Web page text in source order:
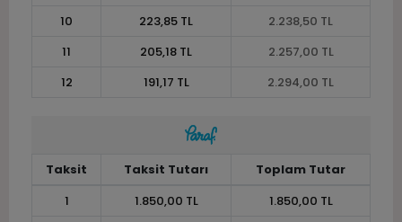
10
223,85 TL
2.238,50 TL
11
205,18 TL
2.257,00 TL
12
191,17 TL 2.294,00 TL
Taksit Taksit Tutarı
Toplam Tutar
1
1.850,00 TL
1.850,00 TL